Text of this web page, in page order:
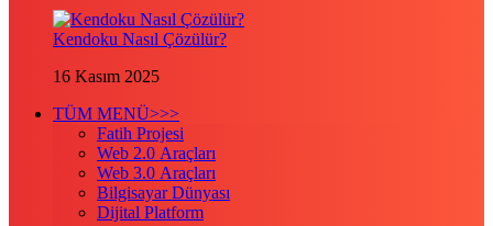
Kendoku Nasıl Çözülür?
16 Kasım 2025
TÜM MENÜ>>>
Fatih Projesi
Web 2.0 Araçları
Web 3.0 Araçları
Bilgisayar Dünyası
Dijital Platform